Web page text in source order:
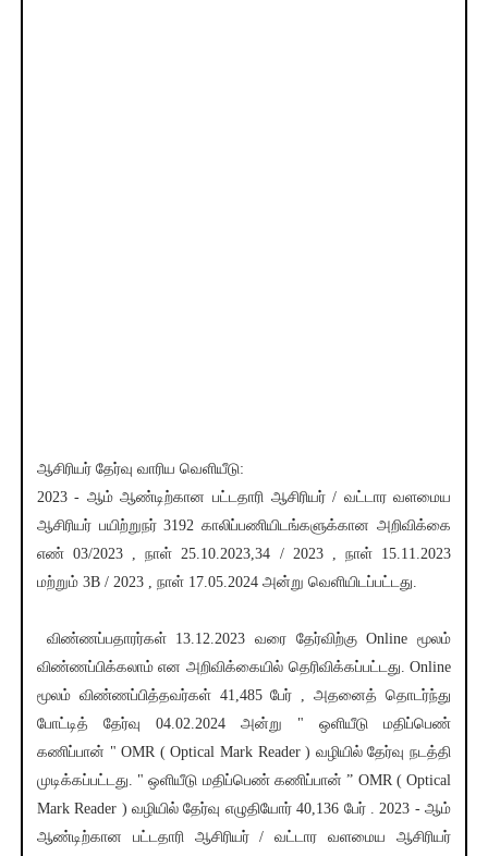
ஆசிரியர் தேர்வு வாரிய வெளியீடு:
2023 - ஆம் ஆண்டிற்கான பட்டதாரி ஆசிரியர் / வட்டார வளமைய
ஆசிரியர் பயிற்றுநர் 3192 காலிப்பணியிடங்களுக்கான அறிவிக்கை
எண் 03/2023 , நாள் 25.10.2023,34 / 2023 , நாள் 15.11.2023
மற்றும் 3B / 2023 , நாள் 17.05.2024 அன்று வெளியிடப்பட்டது.
விண்ணப்பதாரர்கள் 13.12.2023 வரை தேர்விற்கு Online மூலம்
விண்ணப்பிக்கலாம் என அறிவிக்கையில் தெரிவிக்கப்பட்டது. Online
மூலம் விண்ணப்பித்தவர்கள் 41,485 பேர் , அதனைத் தொடர்ந்து
போட்டித் தேர்வு 04.02.2024 அன்று " ஒளியீடு மதிப்பெண்
கணிப்பான் " OMR ( Optical Mark Reader ) வழியில் தேர்வு நடத்தி
முடிக்கப்பட்டது. " ஒளியீடு மதிப்பெண் கணிப்பான் ” OMR ( Optical
Mark Reader ) வழியில் தேர்வு எழுதியோர் 40,136 பேர் . 2023 - ஆம்
ஆண்டிற்கான பட்டதாரி ஆசிரியர் / வட்டார வளமைய ஆசிரியர்